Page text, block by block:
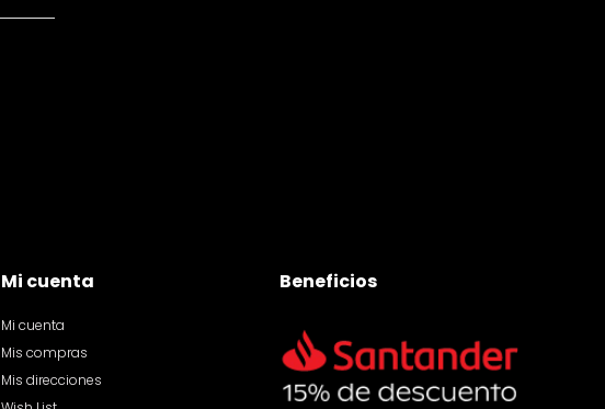
Mi cuenta
Mi cuenta
Mis compras
Mis direcciones
Beneficios